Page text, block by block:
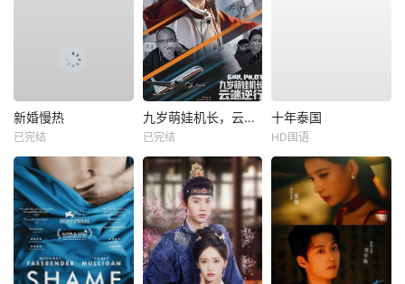
新婚慢热
已完结
九岁萌娃机长，云端逆行
已完结
十年泰国
HD国语